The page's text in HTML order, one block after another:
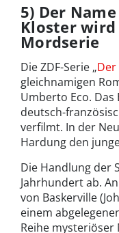
5) Der
Kloster wird
Mordserie
Die ZDF-Serie „Der
gleichnamigen
Umberto Eco. Das
deutsch-
verfilmt. In der
Hardung den
Die Handlung der
Jahrhundert ab.
von Baskerville
einem
Reihe mysteriöser